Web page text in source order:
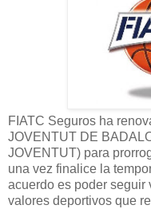
FIATC Seguros ha
JOVENTUT DE
JOVENTUT) para
una vez finalice la
acuerdo es poder seguir
valores deportivos que